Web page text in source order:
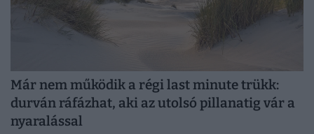
Már nem működik a régi last minute trükk:
durván ráfázhat, aki az utolsó pillanatig vár a
nyaralással